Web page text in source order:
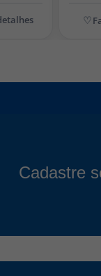
Cadastre